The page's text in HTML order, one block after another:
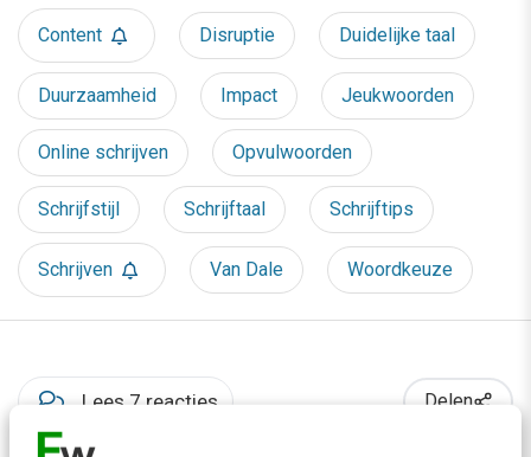
Content Disruptie Duidelijke taal
Duurzaamheid Impact Jeukwoorden
Online schrijven Opvulwoorden
Schrijfstijl Schrijftaal Schrijftips
Schrijven Van Dale Woordkeuze
Lees 7 reacties Delen